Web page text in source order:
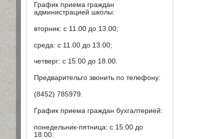
График приема граждан
администрацией школы:
вторник: с 11.00 до 13.00;
среда: с 11.00 до 13.00;
четверг: с 15.00 до 18.00.
Предварительго звонить по телефону:
(8452) 785979.
График приема граждан бухгалтерией:
понедельник-пятница: с 15.00 до
18.00.